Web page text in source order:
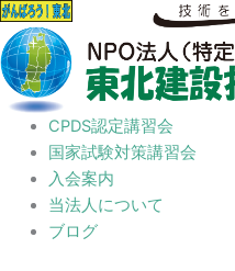
CPDS認定講習会
国家試験対策講習会
入会案内
当法人について
ブログ